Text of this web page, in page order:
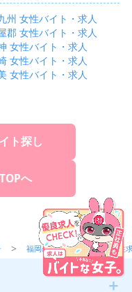
州 女性バイト・求人
郡 女性バイト・求人
女性バイト・求人
女性バイト・求人
女性バイト・求人
ト探し
へ
福岡のオフィスワークの女性